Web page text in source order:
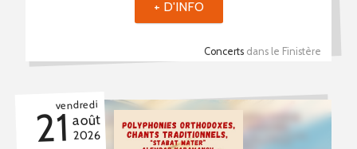
Concerts dans le Finistère
+ D'INFO
vendredi
21 août
2026